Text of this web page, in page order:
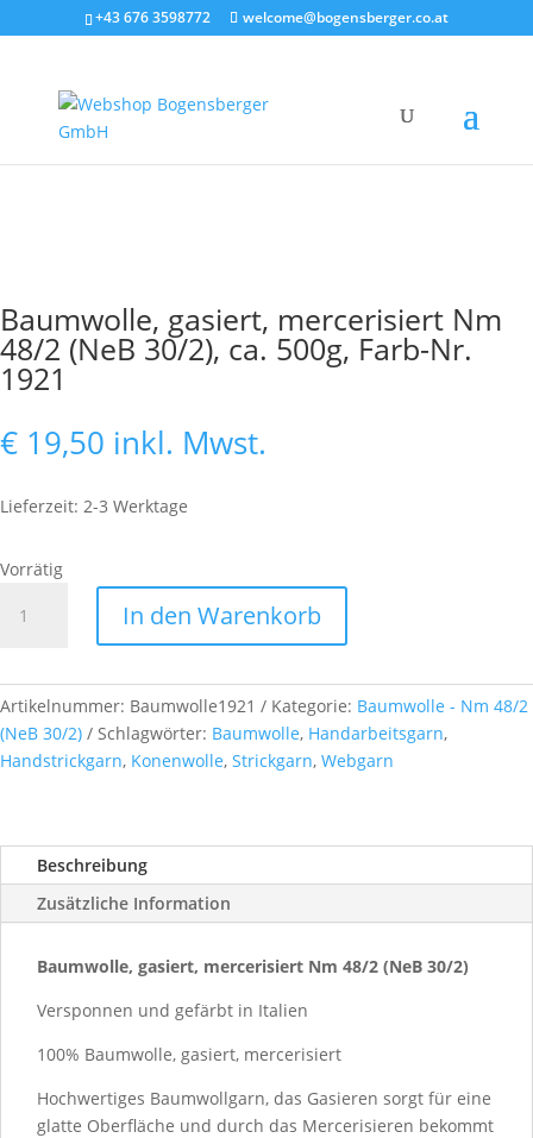
+43 676 3598772 welcome@bogensberger.co.at
Baumwolle, gasiert, mercerisiert Nm
48/2 (NeB 30/2), ca. 500g, Farb-Nr.
1921
€ 19,50 inkl. Mwst.
Lieferzeit: 2-3 Werktage
Vorrätig
gasiert,
48/2
(NeB
30/2),
Farb-
Menge
In den Warenkorb
Artikelnummer: Baumwolle1921 Kategorie: Baumwolle - Nm 48/2
(NeB 30/2)
Schlagwörter: Baumwolle, Handarbeitsgarn,
Handstrickgarn, Konenwolle, Strickgarn, Webgarn
Beschreibung
Zusätzliche Information
Baumwolle, gasiert, mercerisiert Nm 48/2 (NeB 30/2)
Versponnen und gefärbt in Italien
100% Baumwolle, gasiert, mercerisiert
Hochwertiges Baumwollgarn, das Gasieren sorgt für eine
glatte Oberfläche und durch das Mercerisieren bekommt